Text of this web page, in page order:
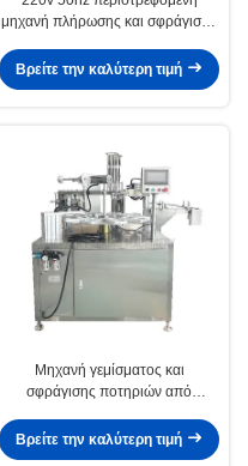
μηχανή πλήρωσης και σφράγισης
πλήρωσης ± 1%
Βρείτε την καλύτερη τιμή
Μηχανή γεμίσματος και
σφράγισης ποτηριών από
σάλτσα
Βρείτε την καλύτερη τιμή